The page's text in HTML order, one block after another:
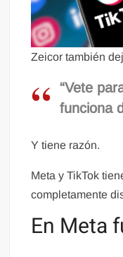
Zeicor también
“Vete
funciona
Y tiene razón.
Meta y TikTok
completamente
En Meta